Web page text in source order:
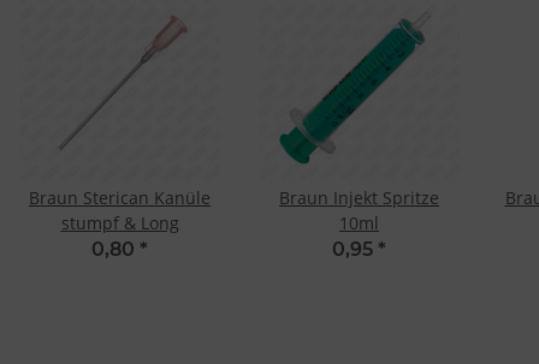
Braun Sterican Kanüle
stumpf & Long
0,80 *
Braun Injekt Spritze
10ml
0,95 *